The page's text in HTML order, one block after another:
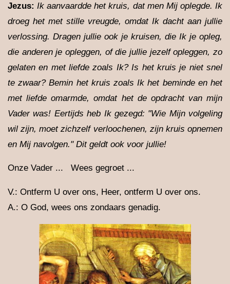
Jezus: Ik aanvaardde het kruis, dat men Mij oplegde. Ik
droeg het met stille vreugde, omdat Ik dacht aan jullie
verlossing. Dragen jullie ook je kruisen, die Ik je opleg,
die anderen je opleggen, of die jullie jezelf opleggen, zo
gelaten en met liefde zoals Ik? Is het kruis je niet snel
te zwaar? Bemin het kruis zoals Ik het beminde en het
met liefde omarmde, omdat het de opdracht van mijn
Vader was! Eertijds heb Ik gezegd: "Wie Mijn volgeling
wil zijn, moet zichzelf verloochenen, zijn kruis opnemen
en Mij navolgen." Dit geldt ook voor jullie!
Onze Vader ... Wees gegroet ...
V.: Ontferm U over ons, Heer, ontferm U over ons.
A.: O God, wees ons zondaars genadig.